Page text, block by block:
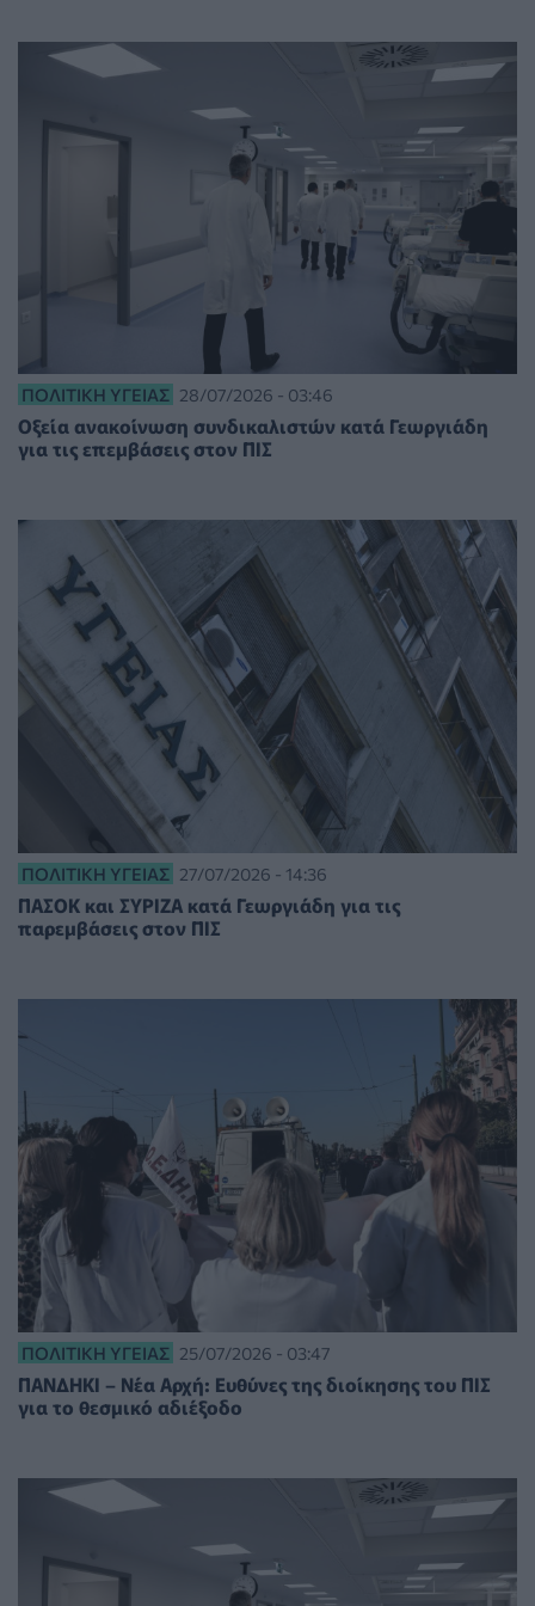
ΠΟΛΙΤΙΚΉ ΥΓΕΊΑΣ 28/07/2026 - 03:46
Οξεία ανακοίνωση συνδικαλιστών κατά Γεωργιάδη
για τις επεμβάσεις στον ΠΙΣ
ΠΟΛΙΤΙΚΉ ΥΓΕΊΑΣ 27/07/2026 - 14:36
ΠΑΣΟΚ και ΣΥΡΙΖΑ κατά Γεωργιάδη για τις
παρεμβάσεις στον ΠΙΣ
ΠΟΛΙΤΙΚΉ ΥΓΕΊΑΣ 25/07/2026 - 03:47
ΠΑΝΔΗΚΙ – Νέα Αρχή: Ευθύνες της διοίκησης του ΠΙΣ
για το θεσμικό αδιέξοδο